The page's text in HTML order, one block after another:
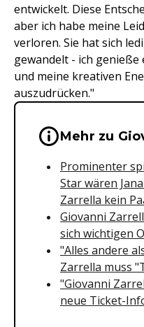
entwickelt. Diese
aber ich habe meine
verloren. Sie hat sich
gewandelt - ich genieße
und meine kreativen
auszudrücken."
Wichtige
Mehr zu
Prominenter
Star wären
Zarrella kein
Giovanni
sich wichtigen
"Alles andere
Zarrella muss
"Giovanni
neue Ticket-